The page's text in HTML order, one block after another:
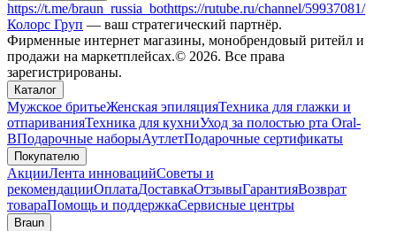
https://t.me/braun_russia_bothttps://rutube.ru/channel/59937081/
Колорс Груп — ваш стратегический партнёр.
Фирменные интернет магазины, монобрендовый ритейл и
продажи на маркетплейсах.© 2026. Все права
зарегистрированы.
Каталог
Мужское бритьеЖенская эпиляцияТехника для глажки и
отпариванияТехника для кухниУход за полостью рта Oral-
BПодарочные наборыАутлетПодарочные сертификаты
Покупателю
АкцииЛента инновацийСоветы и
рекомендацииОплатаДоставкаОтзывыГарантияВозврат
товараПомощь и поддержкаСервисные центры
Braun